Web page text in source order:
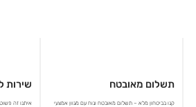
שירות
איתנו זה
תשלום מאובטח
קנו בביטחון מלא – תשלום מאובטח ונוח עם מגוון אמצעי